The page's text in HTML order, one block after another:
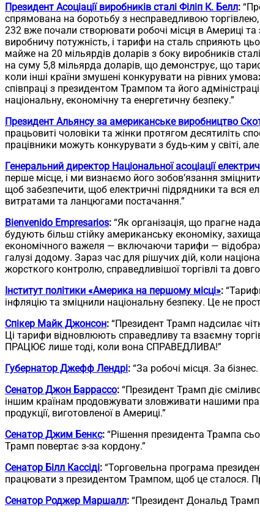
Президент Асоціації виробників сталі Філіп К. Белл:
спрямована на боротьбу з несправедливою
232 вже почали створювати робочі місця в Америці
виробничу потужність, і тарифи на сталь сприяють
майже на 20 мільярдів доларів з боку виробників
на суму 5,8 мільярда доларів, що демонструє, що
коли інші країни змушені конкурувати на рівних
співпраці з президентом Трампом та його
національну, економічну та енергетичну безпеку.”
Президент Альянсу за американське виробництво
працьовиті чоловіки та жінки протягом десятиліть
працівники можуть конкурувати з будь-ким у світі,
Генеральний директор Національної асоціації
перше місце, і ми визнаємо його зобов’язання
щоб забезпечити, щоб електричні підрядники та вся
витратами та ланцюгами постачання.”
Bienvenido Empresarios: “Як організація, що прагне
будують більш стійку американську економіку,
економічного важеля — включаючи тарифи —
галузі додому. Зараз час для рішучих дій, коли
жорсткого контролю, справедливішої торгівлі та
Інститут політики «Америка на першому місці»:
інфляцію та зміцнили національну безпеку. Це не
Спікер Майк Джонсон: “Президент Трамп надсилає
Ці тарифи відновлюють справедливу та взаємну
ПРАЦЮЄ лише тоді, коли вона СПРАВЕДЛИВА!”
Губернатор Джефф Лендрі: “За робочі місця. За
Сенатор Джон Баррассо: “Президент Трамп діє
іншим країнам продовжувати зловживати нашими
продукції, виготовленої в Америці.”
Сенатор Джим Бенкс: “Рішення президента Трампа
Трамп повертає з-за кордону.”
Сенатор Білл Кассіді: “Торговельна програма
працювати з президентом Трампом, щоб це сталося.
Сенатор Роджер Маршалл: “Президент Дональд Трамп